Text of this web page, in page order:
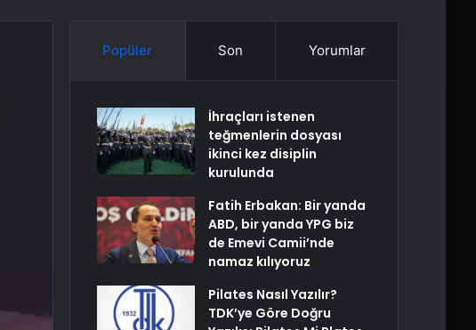
Popüler Son Yorumlar
İhraçları istenen
teğmenlerin dosyası
ikinci kez disiplin
kurulunda
Fatih Erbakan: Bir yanda
ABD, bir yanda YPG biz
de Emevi Camii’nde
namaz kılıyoruz
Pilates Nasıl Yazılır?
TDK’ye Göre Doğru